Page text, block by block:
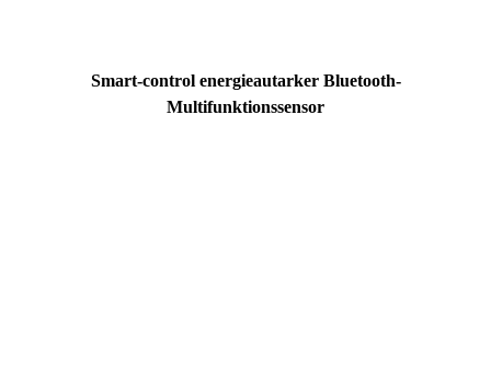
Smart-control energieautarker Bluetooth-
Multifunktionssensor